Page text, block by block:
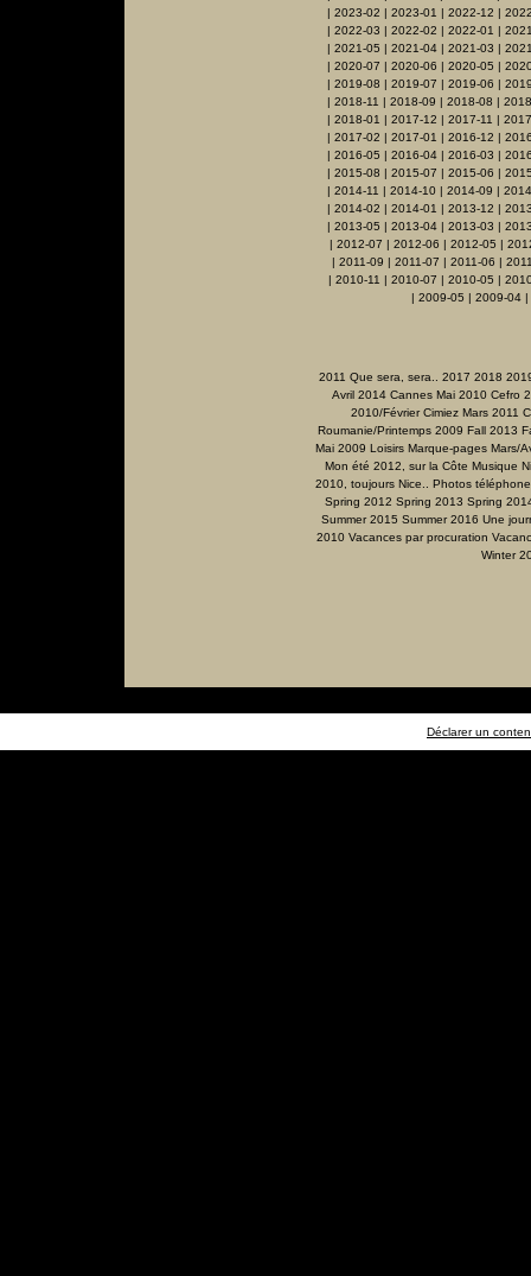
| 2023-02 | 2023-01 | 2022-12 |
| 2022-03 | 2022-02 | 2022-01 |
| 2021-05 | 2021-04| 2021-03 |
| 2020-07 | 2020-06 | 2020-05 |
| 2019-08 | 2019-07 | 2019-06 |
| 2018-11 | 2018-09 | 2018-08 |
| 2018-01 | 2017-12 | 2017-11 |
| 2017-02 | 2017-01 | 2016-12 |
| 2016-05 | 2016-04 | 2016-03 |
| 2015-08 | 2015-07 | 2015-06 |
| 2014-11 | 2014-10 | 2014-09 |
| 2014-02 | 2014-01 | 2013-12 |
| 2013-05 | 2013-04 | 2013-03 |
| 2012-07 | 2012-06 | 2012-05 |
| 2011-09 | 2011-07 | 2011-06 |
| 2010-11 | 2010-07 | 2010-05 |
| 2009-05 | 2009-04 |
2011 Que sera, sera.. 2017 2018
Avril 2014 Cannes Mai 2010 Cefro
2010/Février Cimiez Mars 2011
Roumanie/Printemps 2009 Fall 2013
Mai 2009 Loisirs Marque-pages Mars/
Mon été 2012, sur la Côte Musique
2010, toujours Nice.. Photos téléphone
Spring 2012 Spring 2013 Spring
Summer 2015 Summer 2016 Une
2010 Vacances par procuration
Winter
Déclarer un